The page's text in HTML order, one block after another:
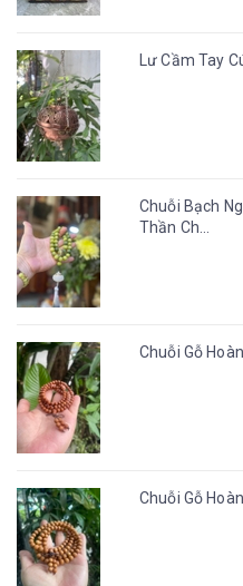
Lư Cầm Tay
Chuỗi Bạch
Thần Ch...
Chuỗi Gỗ
Chuỗi Gỗ